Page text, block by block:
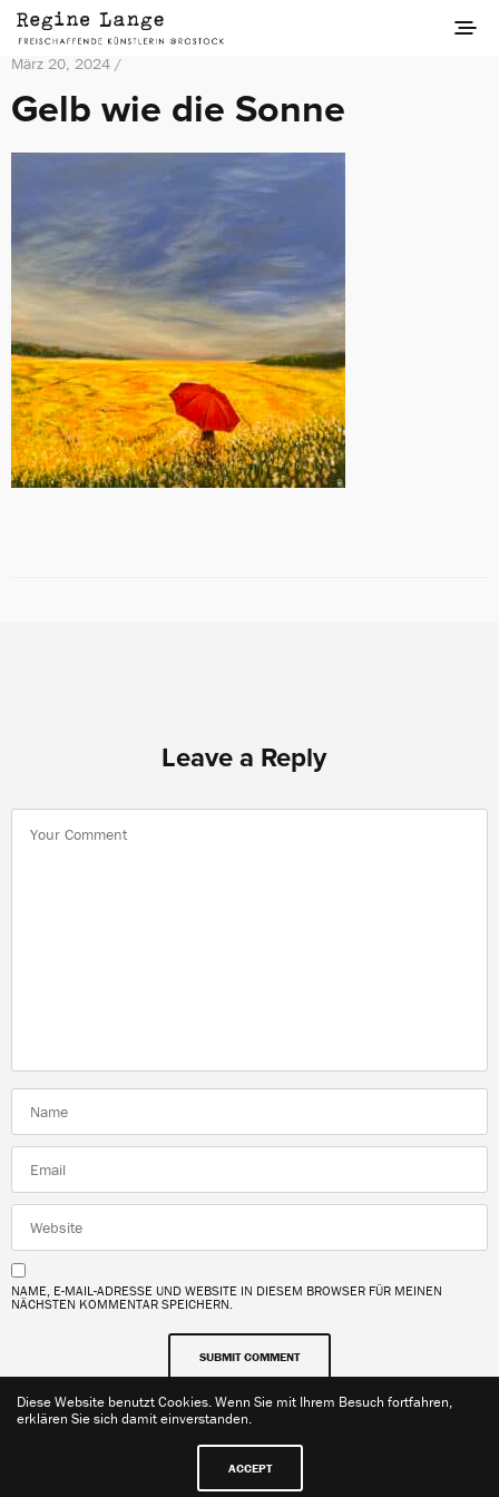
März 20, 2024 /
Gelb wie die Sonne
Leave a Reply
NAME, E-MAIL-ADRESSE UND WEBSITE IN DIESEM BROWSER FÜR MEINEN
NÄCHSTEN KOMMENTAR SPEICHERN.
Impressum Datenschutzerklärung
Diese Website benutzt Cookies. Wenn Sie mit Ihrem Besuch fortfahren,
erklären Sie sich damit einverstanden.
ACCEPT